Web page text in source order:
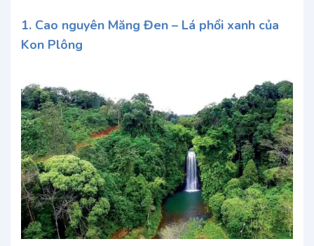
1. Cao nguyên Măng Đen – Lá phổi xanh của
Kon Plông